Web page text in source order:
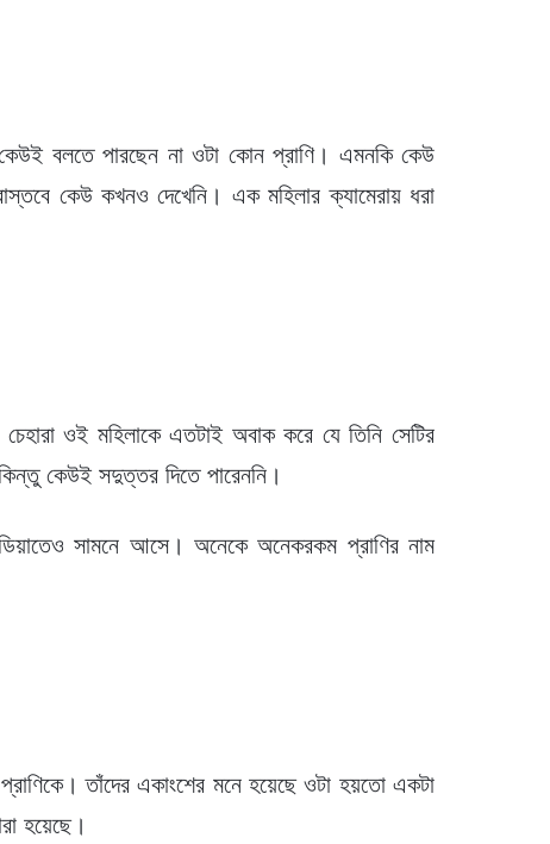
বলতে পারছেন না ওটা কোন প্রাণি। এমনকি কেউ
কেউ কখনও দেখেনি। এক মহিলার ক্যামেরায় ধরা
ওই মহিলাকে এতটাই অবাক করে যে তিনি সেটির
কেউই সদুত্তর দিতে পারেননি।
সামনে আসে। অনেকে অনেকরকম প্রাণির নাম
তাঁদের একাংশের মনে হয়েছে ওটা হয়তো একটা
হয়েছে।